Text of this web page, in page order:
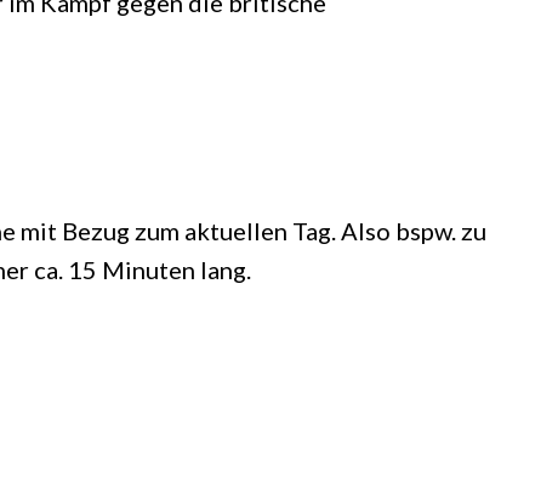
Bezug zum aktuellen Tag. Also bspw. zu
ca. 15 Minuten lang.